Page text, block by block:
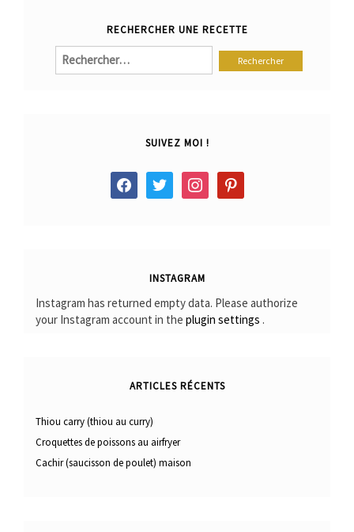
RECHERCHER UNE RECETTE
Rechercher :
SUIVEZ MOI !
facebook twitter instagram pinterest
INSTAGRAM
Instagram has returned empty data. Please authorize
your Instagram account in the plugin settings .
ARTICLES RÉCENTS
Thiou carry (thiou au curry)
Croquettes de poissons au airfryer
Cachir (saucisson de poulet) maison